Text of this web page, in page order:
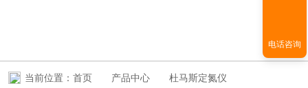
当前位置： 首页 产品中心 杜马斯定氮仪
电话咨询